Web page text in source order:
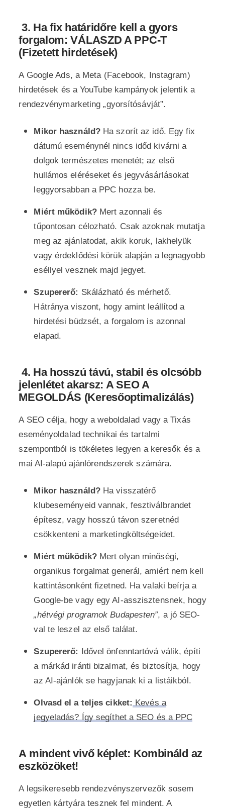
3. Ha fix határidőre kell a gyors
forgalom: VÁLASZD A PPC-T
(Fizetett hirdetések)
A Google Ads, a Meta (Facebook, Instagram)
hirdetések és a YouTube kampányok jelentik a
rendezvénymarketing „gyorsítósávját”.
Mikor használd?Ha szorít az idő. Egy fix
dátumú eseménynél nincs időd kivárni a
dolgok természetes menetét; az első
hullámos eléréseket és jegyvásárlásokat
leggyorsabban a PPC hozza be.
Miért működik?Mert azonnali és
tűpontosan célozható. Csak azoknak mutatja
meg az ajánlatodat, akik koruk, lakhelyük
vagy érdeklődési körük alapján a legnagyobb
eséllyel vesznek majd jegyet.
Szupererő: Skálázható és mérhető.
Hátránya viszont, hogy amint leállítod a
hirdetési büdzsét, a forgalom is azonnal
elapad.
4. Ha hosszú távú, stabil és olcsóbb
jelenlétet akarsz: A SEO A
MEGOLDÁS (Keresőoptimalizálás)
A SEO célja, hogy a weboldalad vagy a Tixás
eseményoldalad technikai és tartalmi
szempontból is tökéletes legyen a keresők és a
mai AI-alapú ajánlórendszerek számára.
Mikor használd?Ha visszatérő
klubeseményeid vannak, fesztiválbrandet
építesz, vagy hosszú távon szeretnéd
csökkenteni a marketingköltségeidet.
Miért működik?Mert olyan minőségi,
organikus forgalmat generál, amiért nem kell
kattintásonként fizetned. Ha valaki beírja a
Google-be vagy egy AI-asszisztensnek, hogy
„hétvégi programok Budapesten”, a jó SEO-
val te leszel az első találat.
Szupererő: Idővel önfenntartóvá válik, építi
a márkád iránti bizalmat, és biztosítja, hogy
az AI-ajánlók se hagyjanak ki a listáikból.
Olvasd el a teljes cikket: Kevés a
jegyeladás? Így segíthet a SEO és a PPC
A mindent vivő képlet: Kombináld az
eszközöket!
A legsikeresebb rendezvényszervezők sosem
egyetlen kártyára tesznek fel mindent. A